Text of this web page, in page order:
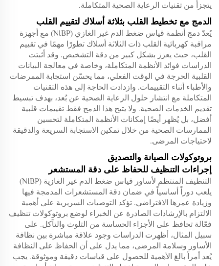
يتجزأ من تقنيات الرعاية الصحية المتكاملة.
الدمج مع تخطيط القلب بثلاثة أسلاك لتقييم القلب
يُعدّ دمج أنظمة قياس ضغط الدم غير الغازي (NIBP) مع أجهزة
مراقبة كهربائية القلب ذات الثلاثة أسلاك تطورًا مهمًا في تقييم
القلب، حيث يعزز بشكل كبير من دقة التشخيص. وقد أثبتت
الدراسات فوائد الأنظمة المتكاملة، وخاصة في معالجة البيانات
القلبية الحرجة في الوقت الفعلي، مما يحسّن استجابة الممرضات
والأطباء أثناء التقييمات. وازدادت الحاجة إلى هذه التقنيات
المتكاملة مع انتشار حلول الرعاية الصحية عن بُعد، بهدف تبسيط
تقديم الخدمات الصحية. ولا يتيح هذا الدمج فقط تقييمات قلبية
أفضل، بل يُظهر أيضًا إمكانات الأنظمة المتكاملة لتحسين
الممارسات الصحية من خلال تمكين الاستجابة السريعة والدقيقة
لاحتياجات المرضى.
بروتوكولات الصيانة والتصديق
إجراءات التنظيف للحفاظ على دقة المستشعر
التنظيف المنتظم لأساور قياس ضغط الدم غير الغازية (NIBP)
يلعب دوراً أساسياً في ضمان دقة المستشعرات المدمجة فيها
وزيادة عمرها الافتراضي. تؤكد التوصيات السريرية على أهمية
الالتزام بالإرشادات الصادرة عن الخبراء لوضع بروتوكولات تنظيف
فعّالة تحافظ على الأجزاء الحساسة من التلوث والتآكل. على
سبيل المثال، أظهرت الدراسات وجود علاقة مباشرة بين نظافة
الأساور وسلامة المرضى، مما يدل على أن الحفاظ على النظافة
يُعد أمراً بالغ الأهمية للحصول على قياسات دقيقة وموثوقة. يجب